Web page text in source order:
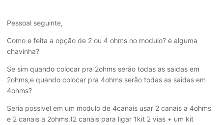
Pessoal seguinte,
Como e feita a opção de 2 ou 4 ohms no modulo? é alguma
chavinha?
Se sim quando colocar pra 2ohms serão todas as saidas em
2ohms,e quando colocar pra 4ohms serão todas as saidas em
4ohms?
Seria possivel em um modulo de 4canais usar 2 canais a 4ohms
e 2 canais a 2ohms.(2 canais para ligar 1kit 2 vias + um kit